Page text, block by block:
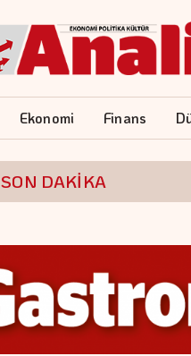
Ekonomi Finans
SON DAKİKA